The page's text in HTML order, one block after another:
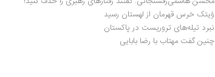
وُیتک خرس قهرمان از لهستان رسید
نبرد تیله‌های تروریست در پاکستان
چنین گفت مهتاب با رضا بابایی